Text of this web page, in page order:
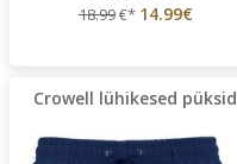
18.99€* 14.99€
Crowell lühikesed püksid